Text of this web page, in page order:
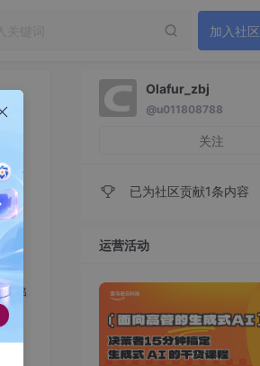
加入社区
串
Olafur_zbj
@u011808788
关注
已为社区贡献1条内容
运营活动